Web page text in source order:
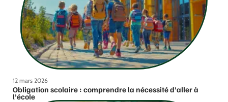
12 mars 2026
Obligation scolaire : comprendre la nécessité d’aller à
l’école